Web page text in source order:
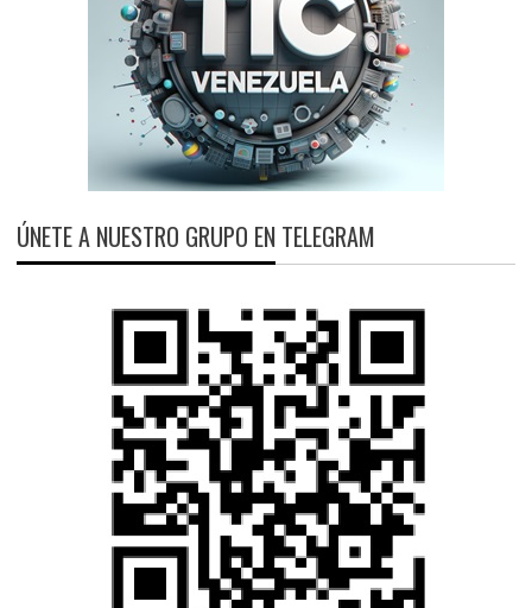
ÚNETE A NUESTRO GRUPO EN TELEGRAM